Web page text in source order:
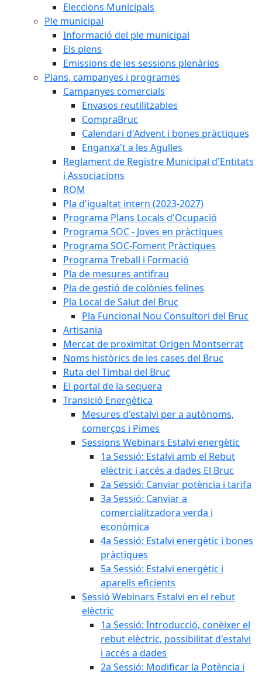
Eleccions Municipals
Ple municipal
Informació del ple municipal
Els plens
Emissions de les sessions plenàries
Plans, campanyes i programes
Campanyes comercials
Envasos reutilitzables
CompraBruc
Calendari d'Advent i bones pràctiques
Enganxa't a les Agulles
Reglament de Registre Municipal d'Entitats
i Associacions
ROM
Pla d'igualtat intern (2023-2027)
Programa Plans Locals d'Ocupació
Programa SOC - Joves en pràctiques
Programa SOC-Foment Pràctiques
Programa Treball i Formació
Pla de mesures antifrau
Pla de gestió de colònies felines
Pla Local de Salut del Bruc
Pla Funcional Nou Consultori del Bruc
Artisania
Mercat de proximitat Origen Montserrat
Noms històrics de les cases del Bruc
Ruta del Timbal del Bruc
El portal de la sequera
Transició Energètica
Mesures d'estalvi per a autònoms,
comerços i Pimes
Sessions Webinars Estalvi energètic
1a Sessió: Estalvi amb el Rebut
elèctric i accés a dades El Bruc
2a Sessió: Canviar potència i tarifa
3a Sessió: Canviar a
comercialitzadora verda i
econòmica
4a Sessió: Estalvi energètic i bones
pràctiques
5a Sessió: Estalvi energètic i
aparells eficients
Sessió Webinars Estalvi en el rebut
elèctric
1a Sessió: Introducció, conèixer el
rebut elèctric, possibilitat d'estalvi
i accés a dades
2a Sessió: Modificar la Potència i